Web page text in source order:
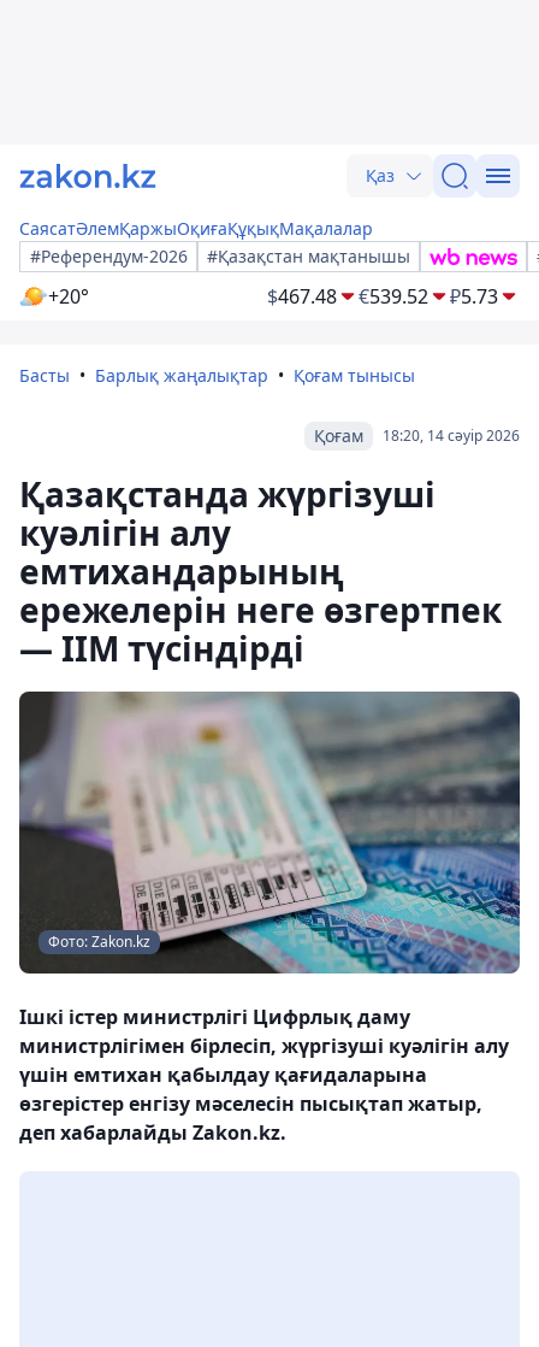
Қаз
СаясатӘлемҚаржыОқиғаҚұқықМақалалар
#Референдум-2026
#Қазақстан мақтанышы
+20° $467.48 €539.52 ₽5.73
Басты Барлық жаңалықтар Қоғам тынысы
18:20, 14 сәуір 2026
Қоғам
Қазақстанда жүргізуші
куәлігін алу
емтихандарының
ережелерін неге өзгертпек
— ІІМ түсіндірді
Фото: Zakon.kz
Ішкі істер министрлігі Цифрлық даму
министрлігімен бірлесіп, жүргізуші куәлігін алу
үшін емтихан қабылдау қағидаларына
өзгерістер енгізу мәселесін пысықтап жатыр,
деп хабарлайды Zakon.kz.